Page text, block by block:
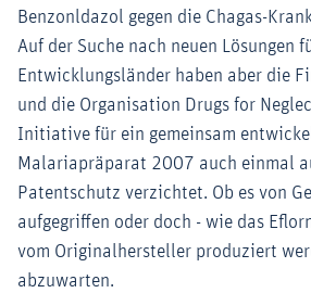
Benzonldazol gegen die Chagas-
Auf der Suche nach neuen Lösungen
Entwicklungsländer haben aber die
und die Organisation Drugs for
Initiative für ein gemeinsam
Malariapräparat 2007 auch einmal
Patentschutz verzichtet. Ob es von
aufgegriffen oder doch - wie das
vom Originalhersteller produziert
abzuwarten.